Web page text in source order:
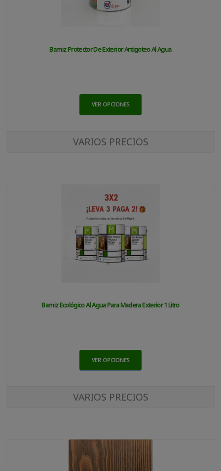
Barniz Protector De Exterior Antigoteo Al Agua
VER OPCIONES
VARIOS PRECIOS
Barniz Ecológico Al Agua Para Madera Exterior 1 Litro
VER OPCIONES
VARIOS PRECIOS